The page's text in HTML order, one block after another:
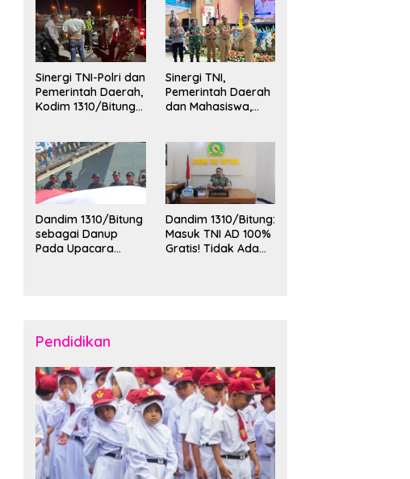
Bangsa
Latihan ORRUDA
2026
Sinergi TNI-Polri dan
Pemerintah Daerah,
Kodim 1310/Bitung
Wilayah Kota Bitung
Sinergi TNI,
Pemerintah Daerah
dan Mahasiswa,
Mahasiswa KKT
Unsrat Manado di
Kota Bitung
Dandim 1310/Bitung
sebagai Danup
Pada Upacara
Talaud dan Sangihe
Dandim 1310/Bitung:
Masuk TNI AD 100%
Gratis! Tidak Ada
Pendidikan